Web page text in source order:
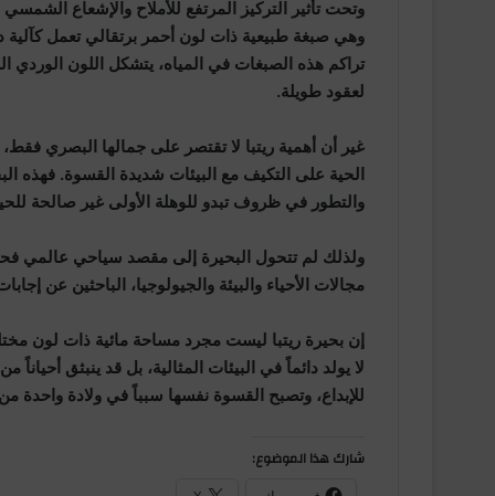
وتحت تأثير التركيز المرتفع للأملاح والإشعاع
وهي صبغة طبيعية ذات لون أحمر برتقالي تعمل كآلية
تراكم هذه الصبغات في المياه، يتشكل اللون الوردي
لعقود طويلة.
غير أن أهمية ريتبا لا تقتصر على جمالها البصري
الحية على التكيف مع البيئات شديدة القسوة. فهذه
والتطور في ظروف تبدو للوهلة الأولى غير صالحة
ولذلك لم تتحول البحيرة إلى مقصد سياحي عالمي
مجالات الأحياء والبيئة والجيولوجيا، الباحثين عن
إن بحيرة ريتبا ليست مجرد مساحة مائية ذات لون
لا يولد دائماً في البيئات المثالية، بل قد ينبثق
للإبداع، وتصبح القسوة نفسها سبباً في ولادة واحدة
شارك هذا الموضوع: